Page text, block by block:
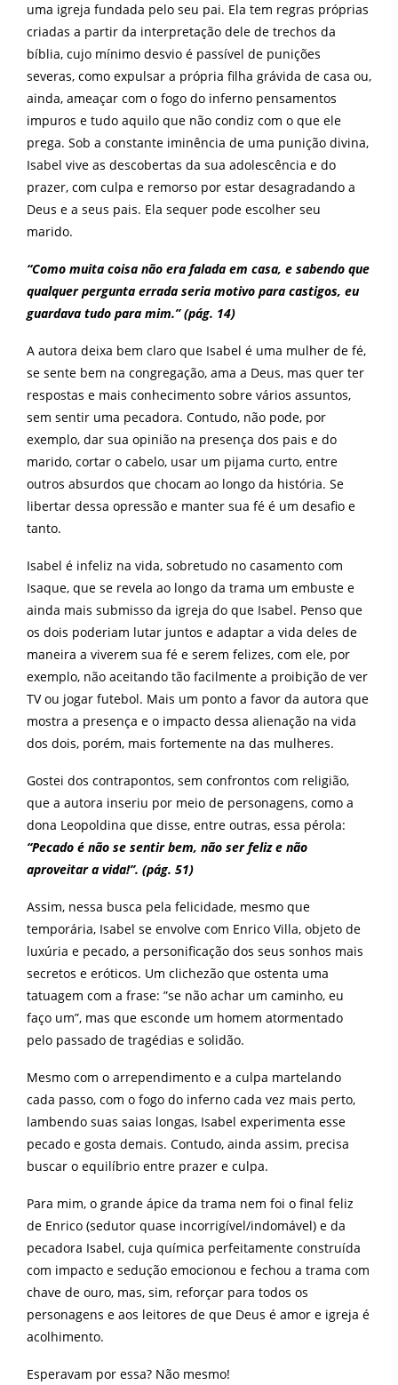
uma igreja fundada pelo seu pai. Ela tem regras próprias
criadas a partir da interpretação dele de trechos da
bíblia, cujo mínimo desvio é passível de punições
severas, como expulsar a própria filha grávida de casa ou,
ainda, ameaçar com o fogo do inferno pensamentos
impuros e tudo aquilo que não condiz com o que ele
prega. Sob a constante iminência de uma punição divina,
Isabel vive as descobertas da sua adolescência e do
prazer, com culpa e remorso por estar desagradando a
Deus e a seus pais. Ela sequer pode escolher seu
marido.
“Como muita coisa não era falada em casa, e sabendo que
qualquer pergunta errada seria motivo para castigos, eu
guardava tudo para mim.” (pág. 14)
A autora deixa bem claro que Isabel é uma mulher de fé,
se sente bem na congregação, ama a Deus, mas quer ter
respostas e mais conhecimento sobre vários assuntos,
sem sentir uma pecadora. Contudo, não pode, por
exemplo, dar sua opinião na presença dos pais e do
marido, cortar o cabelo, usar um pijama curto, entre
outros absurdos que chocam ao longo da história. Se
libertar dessa opressão e manter sua fé é um desafio e
tanto.
Isabel é infeliz na vida, sobretudo no casamento com
Isaque, que se revela ao longo da trama um embuste e
ainda mais submisso da igreja do que Isabel. Penso que
os dois poderiam lutar juntos e adaptar a vida deles de
maneira a viverem sua fé e serem felizes, com ele, por
exemplo, não aceitando tão facilmente a proibição de ver
TV ou jogar futebol. Mais um ponto a favor da autora que
mostra a presença e o impacto dessa alienação na vida
dos dois, porém, mais fortemente na das mulheres.
Gostei dos contrapontos, sem confrontos com religião,
que a autora inseriu por meio de personagens, como a
dona Leopoldina que disse, entre outras, essa pérola:
“Pecado é não se sentir bem, não ser feliz e não
aproveitar a vida!”. (pág. 51)
Assim, nessa busca pela felicidade, mesmo que
temporária, Isabel se envolve com Enrico Villa, objeto de
luxúria e pecado, a personificação dos seus sonhos mais
secretos e eróticos. Um clichezão que ostenta uma
tatuagem com a frase: ”se não achar um caminho, eu
faço um”, mas que esconde um homem atormentado
pelo passado de tragédias e solidão.
Mesmo com o arrependimento e a culpa martelando
cada passo, com o fogo do inferno cada vez mais perto,
lambendo suas saias longas, Isabel experimenta esse
pecado e gosta demais. Contudo, ainda assim, precisa
buscar o equilíbrio entre prazer e culpa.
Para mim, o grande ápice da trama nem foi o final feliz
de Enrico (sedutor quase incorrigível/indomável) e da
pecadora Isabel, cuja química perfeitamente construída
com impacto e sedução emocionou e fechou a trama com
chave de ouro, mas, sim, reforçar para todos os
personagens e aos leitores de que Deus é amor e igreja é
acolhimento.
Esperavam por essa? Não mesmo!